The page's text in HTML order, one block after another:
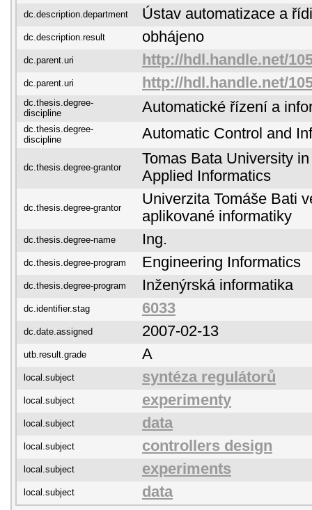
dc.description.department Ústav automatizace a
dc.description.result obhájeno
dc.parent.uri http://hdl.handle.net/
dc.parent.uri http://hdl.handle.net/
dc.thesis.degree-
discipline
Automatické řízení a
dc.thesis.degree-
discipline
Automatic Control and
dc.thesis.degree-grantor
Tomas Bata University
Applied Informatics
dc.thesis.degree-grantor
Univerzita Tomáše Bati
aplikované informatiky
dc.thesis.degree-name Ing.
dc.thesis.degree-program Engineering Informatics
dc.thesis.degree-program Inženýrská informatika
dc.identifier.stag 6033
dc.date.assigned 2007-02-13
utb.result.grade A
local.subject syntéza regulátorů
local.subject experimenty
local.subject data
local.subject controllers design
local.subject experiments
local.subject data